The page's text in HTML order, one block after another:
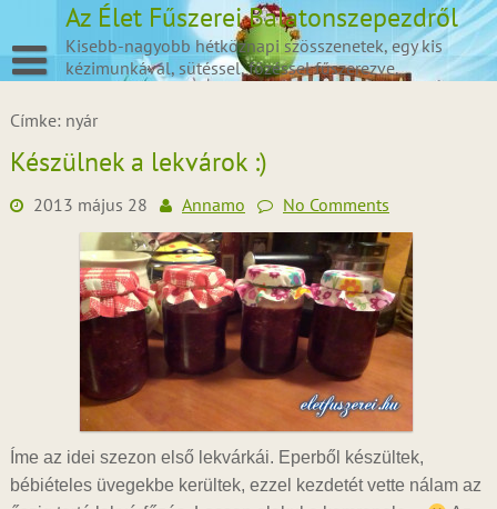
content
Az Élet Fűszerei Balatonszepezdről
Kisebb-nagyobb hétköznapi szösszenetek, egy kis
kézimunkával, sütéssel, főzéssel fűszerezve.
Címke: nyár
Készülnek a lekvárok :)
2013 május 28 Annamo No Comments
Íme az idei szezon első lekvárkái. Eperből készültek,
bébiételes üvegekbe kerültek, ezzel kezdetét vette nálam az